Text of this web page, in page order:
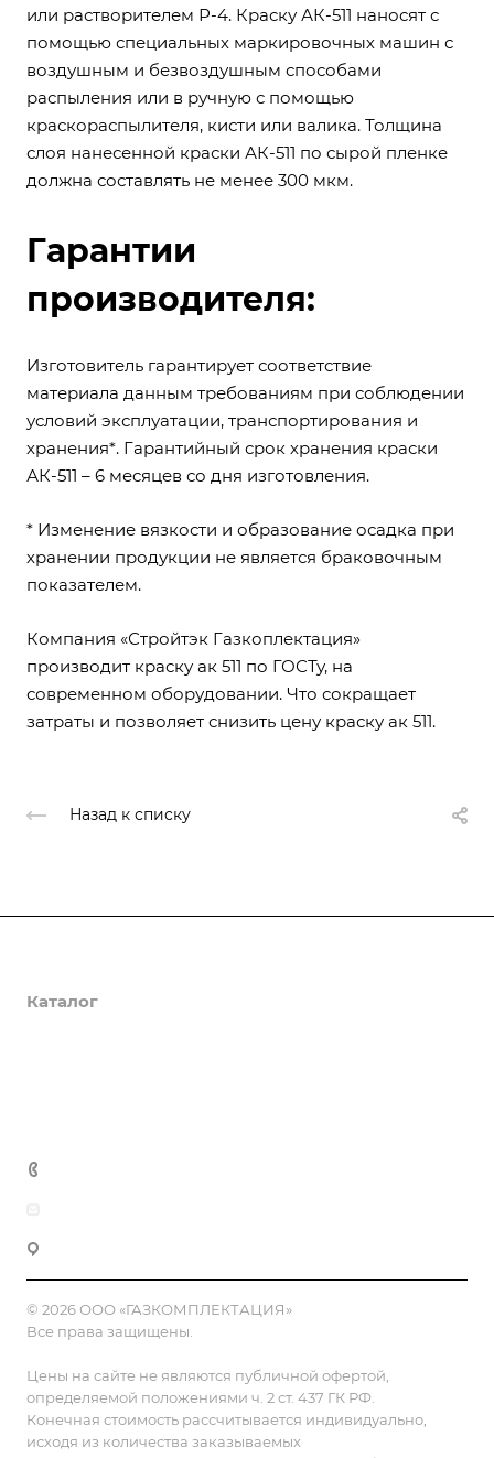
или растворителем Р-4. Краску АК-511 наносят с
помощью специальных маркировочных машин с
воздушным и безвоздушным способами
распыления или в ручную с помощью
краскораспылителя, кисти или валика. Толщина
слоя нанесенной краски АК-511 по сырой пленке
должна составлять не менее 300 мкм.
Гарантии
производителя:
Изготовитель гарантирует соответствие
материала данным требованиям при соблюдении
условий эксплуатации, транспортирования и
хранения*. Гарантийный срок хранения краски
АК-511 – 6 месяцев со дня изготовления.
* Изменение вязкости и образование осадка при
хранении продукции не является браковочным
показателем.
Компания «Стройтэк Газкоплектация»
производит краску ак 511 по ГОСТу, на
современном оборудовании. Что сокращает
затраты и позволяет снизить цену краску ак 511.
Назад к списку
Каталог
© 2026 ООО «ГАЗКОМПЛЕКТАЦИЯ»
Все права защищены.
Цены на сайте не являются публичной офертой,
определяемой положениями ч. 2 ст. 437 ГК РФ.
Конечная стоимость рассчитывается индивидуально,
исходя из количества заказываемых